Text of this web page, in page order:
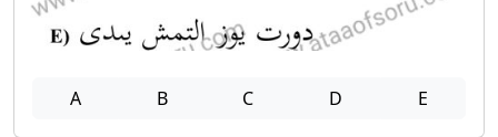
A B C D E